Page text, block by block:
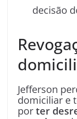
decisão
Jefferson
domiciliar e
porter